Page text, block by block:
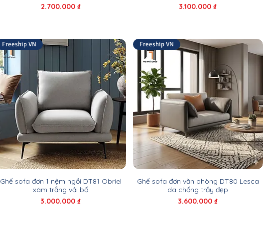
Giá
2.700.000 ₫
Giá
3.100.000 ₫
Freeship VN
Ghế sofa đơn 1 nệm ngồi DT81 Obriel
xám trắng vải bố
Giá
3.000.000 ₫
Freeship VN
Ghế sofa đơn văn phòng DT80 Lesca
da chống trầy đẹp
Giá
3.600.000 ₫